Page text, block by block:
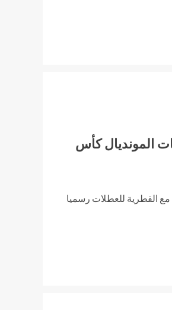
المونديال كأس
القطرية للعطلات رسميا